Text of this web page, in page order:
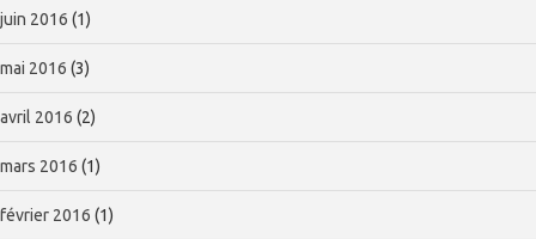
juin 2016 (1)
mai 2016 (3)
avril 2016 (2)
mars 2016 (1)
février 2016 (1)